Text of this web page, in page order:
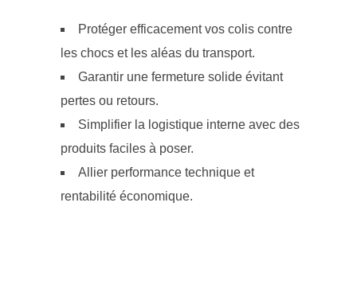
Protéger efficacement vos colis contre
les chocs et les aléas du transport.
Garantir une fermeture solide évitant
pertes ou retours.
Simplifier la logistique interne avec des
produits faciles à poser.
Allier performance technique et
rentabilité économique.